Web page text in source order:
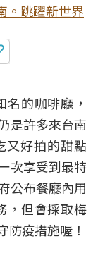
。跳躍新世界
名的咖啡廳 ，
是許多來台南
又好拍的甜點
次享受到最特
公布餐廳內用
，但會採取梅
防疫措施喔！